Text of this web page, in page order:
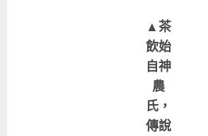
▲茶
飲始
自神
農
氏，
傳說